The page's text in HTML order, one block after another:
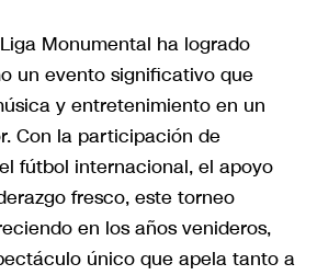
Monumental ha logrado
un evento significativo que
y entretenimiento en un
Con la participación de
fútbol internacional, el apoyo
fresco, este torneo
en los años venideros,
único que apela tanto a